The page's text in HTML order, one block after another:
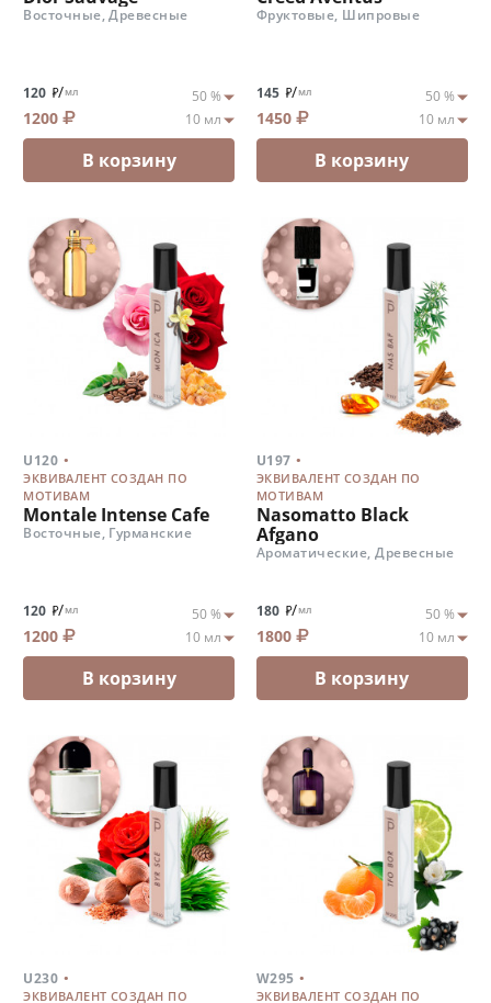
Восточные, Древесные
120 /мл
1200
В корзину
Фруктовые, Шипровые
145 /мл
1450
В корзину
U120 .
ЭКВИВАЛЕНТ СОЗДАН ПО
МОТИВАМ
Montale Intense Cafe
Восточные, Гурманские
120 /мл
1200
В корзину
U197 .
ЭКВИВАЛЕНТ СОЗДАН ПО
МОТИВАМ
Nasomatto Black
Afgano
Ароматические, Древесные
180 /мл
1800
В корзину
U230 .
ЭКВИВАЛЕНТ СОЗДАН ПО
W295 .
ЭКВИВАЛЕНТ СОЗДАН ПО